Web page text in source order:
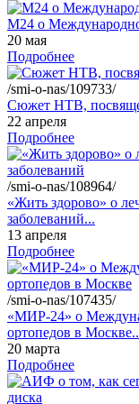
М24 о
20 мая
Подробнее
/smi-o-nas/109733/
Сюжет НТВ,
22 апреля
Подробнее
/smi-o-nas/108964/
«Жить здорово» о
заболеваний...
13 апреля
Подробнее
/smi-o-nas/107435/
«МИР-24» о
ортопедов в
20 марта
Подробнее